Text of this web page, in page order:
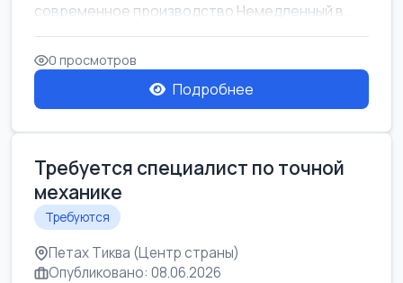
современное производство Немедленный в...
0 просмотров
Подробнее
Требуется специалист по точной
механике
Требуются
Петах Тиква (Центр страны)
Опубликовано: 08.06.2026